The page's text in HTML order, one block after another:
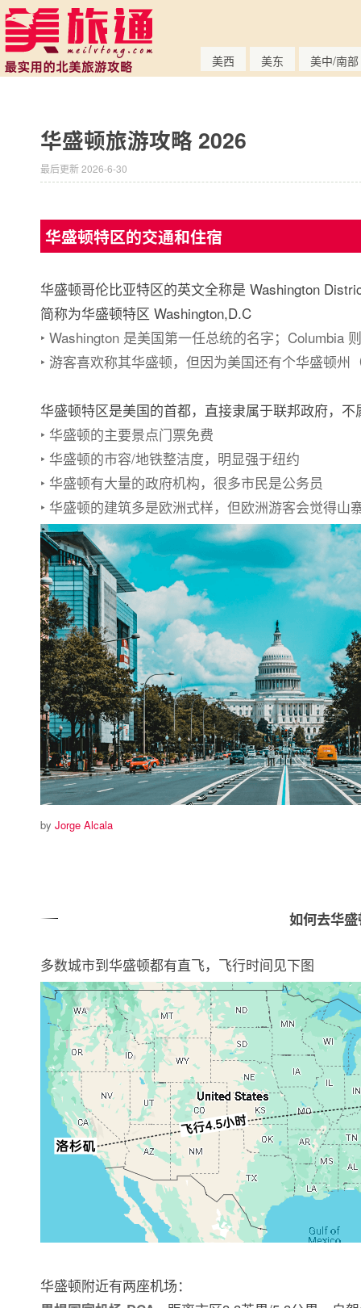
美西 美东 美中/南部
华盛顿旅游攻略 2026
最后更新 2026-6-30
华盛顿特区的交通和住宿
华盛顿哥伦比亚特区的英文全称是 Washington
简称为华盛顿特区 Washington,D.C
‣ Washington 是美国第一任总统的名字；Columbia
‣ 游客喜欢称其华盛顿，但因为美国还有个华盛顿
华盛顿特区是美国的首都，直接隶属于联邦政府，不
‣ 华盛顿的主要景点门票免费
‣ 华盛顿的市容/地铁整洁度，明显强于纽约
‣ 华盛顿有大量的政府机构，很多市民是公务员
‣ 华盛顿的建筑多是欧洲式样，但欧洲游客会觉得山
by Jorge Alcala
如何去华
多数城市到华盛顿都有直飞，飞行时间见下图
华盛顿附近有两座机场：